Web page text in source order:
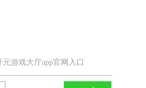
元游戏大厅app官网入口